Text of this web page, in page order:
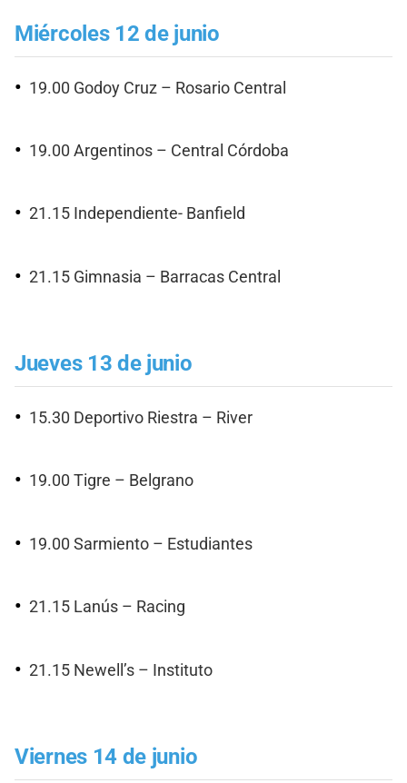
Miércoles 12 de junio
19.00 Godoy Cruz – Rosario Central
19.00 Argentinos – Central Córdoba
21.15 Independiente- Banfield
21.15 Gimnasia – Barracas Central
Jueves 13 de junio
15.30 Deportivo Riestra – River
19.00 Tigre – Belgrano
19.00 Sarmiento – Estudiantes
21.15 Lanús – Racing
21.15 Newell’s – Instituto
Viernes 14 de junio